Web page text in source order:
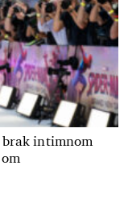
intimnom